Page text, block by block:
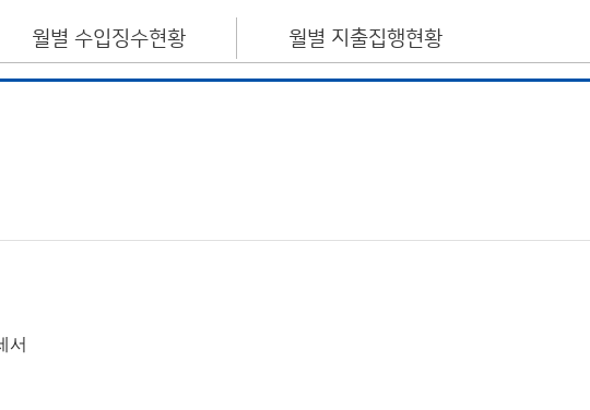
월별 수입징수현황 월별 지출집행현황
서